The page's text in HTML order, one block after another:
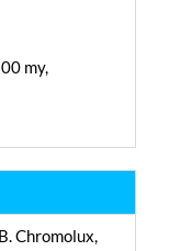
my,
Chromolux,